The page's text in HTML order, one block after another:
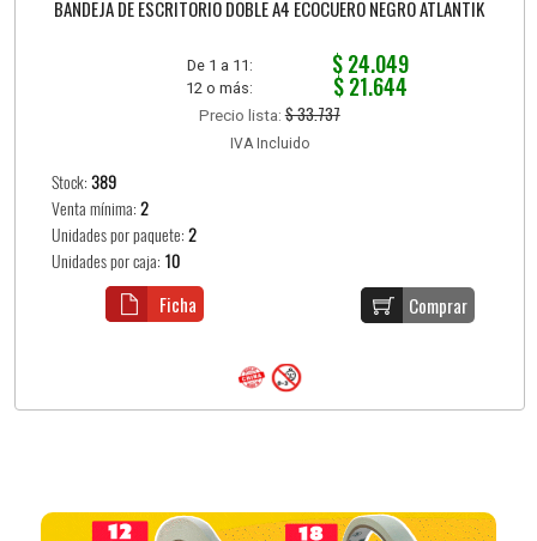
BANDEJA DE ESCRITORIO DOBLE A4 ECOCUERO NEGRO ATLANTIK
De 1 a 11: $ 24.049
12 o más: $ 21.644
Precio lista:$ 33.737
IVA Incluido
Stock: 389
Venta mínima: 2
Unidades por paquete: 2
Unidades por caja: 10
Comprar
Ficha